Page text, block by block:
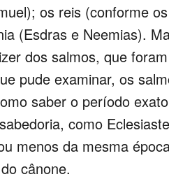
os reis (conforme
(Esdras e Neemias).
dos salmos, que
pude examinar, os
saber o período
como
menos da mesma
cânone.